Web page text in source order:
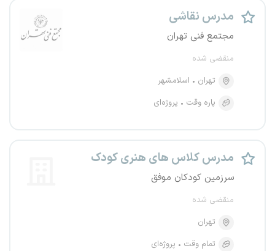
مدرس نقاشی
مجتمع فنی تهران
منقضی شده
تهران
اسلامشهر
پاره وقت
پروژه‌ای
مدرس کلاس های هنری کودک
سرزمین کودکان موفق
منقضی شده
تهران
تمام وقت
پروژه‌ای